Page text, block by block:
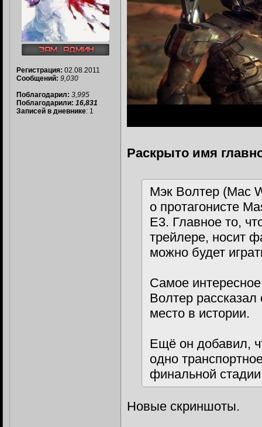
Регистрация: 02.08.2011
Сообщений: 9,030
Поблагодарил: 3,995
Поблагодарили: 16,831
Записей в дневнике: 1
Раскрыто имя
Мэк Волтер (Mac
о протагонисте
E3. Главное то,
трейлере, носит
можно будет
Самое
Волтер рассказал
место в истории.
Ещё он добавил,
одно
финальной
Новые скриншоты.